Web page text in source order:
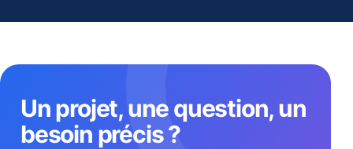
Un projet, une question, un
besoin précis ?